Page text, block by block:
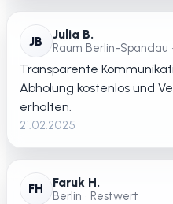
JB Julia B.
Raum Berlin-Spandau
Transparente
Abholung kostenlos und
erhalten.
21.02.2025
FH Faruk H.
Berlin • Restwert